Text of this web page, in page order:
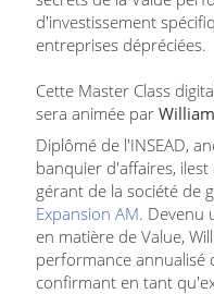
d'investissement
entreprises dépréciées.
Cette Master Class
sera animée par
Diplômé de l'INSEAD,
banquier d'affaires, ilest
gérant de la société de
Expansion AM. Devenu
en matière de Value,
performance annualisé
confirmant en tant